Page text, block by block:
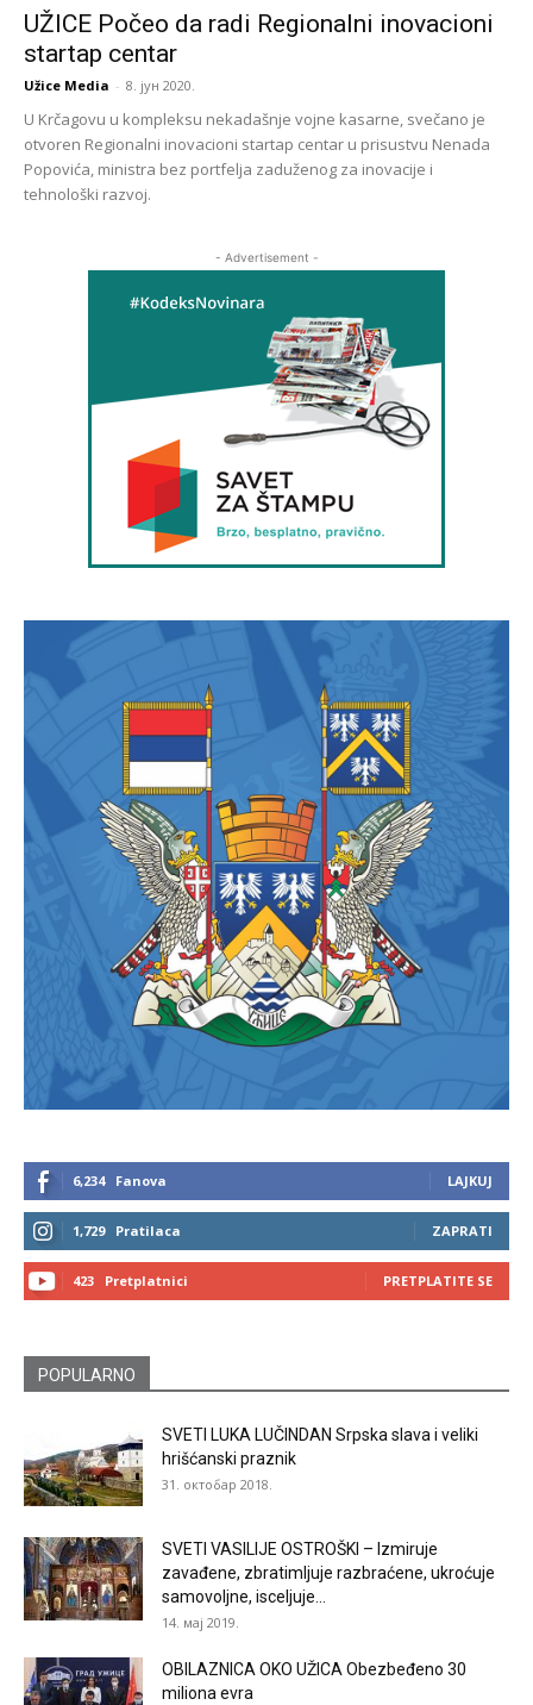
UŽICE Počeo da radi Regionalni inovacioni
startap centar
Užice Media - 8. јун 2020.
U Krčagovu u kompleksu nekadašnje vojne kasarne, svečano je
otvoren Regionalni inovacioni startap centar u prisustvu Nenada
Popovića, ministra bez portfelja zaduženog za inovacije i
tehnološki razvoj.
- Advertisement -
6,234 Fanova LAJKUJ
1,729 Pratilaca ZAPRATI
423 Pretplatnici PRETPLATITE SE
POPULARNO
SVETI LUKA LUČINDAN Srpska slava i veliki
hrišćanski praznik
31. октобар 2018.
SVETI VASILIJE OSTROŠKI – Izmiruje
zavađene, zbratimljuje razbraćene, ukroćuje
samovoljne, isceljuje...
14. мај 2019.
OBILAZNICA OKO UŽICA Obezbeđeno 30
miliona evra